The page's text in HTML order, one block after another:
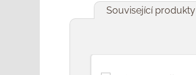
Související produkty